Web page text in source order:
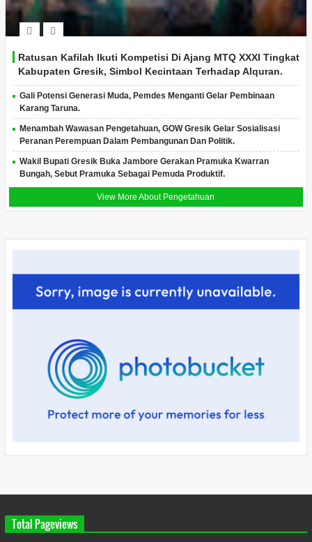
Ratusan Kafilah Ikuti Kompetisi Di Ajang MTQ XXXI Tingkat
Kabupaten Gresik, Simbol Kecintaan Terhadap Alquran.
Gali Potensi Generasi Muda, Pemdes Menganti Gelar Pembinaan
Karang Taruna.
Menambah Wawasan Pengetahuan, GOW Gresik Gelar Sosialisasi
Peranan Perempuan Dalam Pembangunan Dan Politik.
Wakil Bupati Gresik Buka Jambore Gerakan Pramuka Kwarran
Bungah, Sebut Pramuka Sebagai Pemuda Produktif.
View More About Pengetahuan
Total Pageviews